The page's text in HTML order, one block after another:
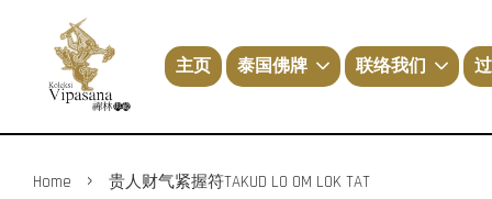
主页 泰国佛牌 联络我们
Home › 贵人财气紧握符TAKUD LO OM LOK TAT